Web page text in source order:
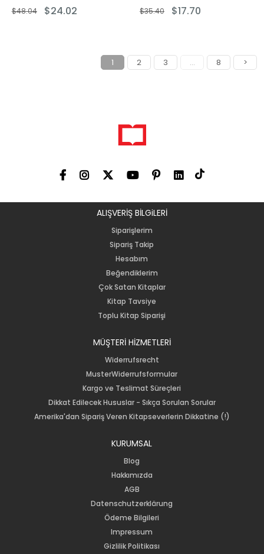
$24.02
$48.04 $17.70
$35.40
1 2 3 ... 8 >
ALIŞVERİŞ BİLGiLERİ
Siparişlerim
Sipariş Takip
Hesabım
Beğendiklerim
Çok Satan Kitaplar
Kitap Tavsiye
Toplu Kitap Siparişi
MÜŞTERİ HİZMETLERİ
Widerrufsrecht
MusterWiderrufsformular
Kargo ve Teslimat Süreçleri
Dikkat Edilecek Hususlar - Sıkça Sorulan Sorular
Amerika'dan Sipariş Veren Kitapseverlerin Dikkatine (!)
KURUMSAL
Blog
Hakkımızda
AGB
Datenschutzerklärung
Ödeme Bilgileri
Impressum
Gizlilik Politikası